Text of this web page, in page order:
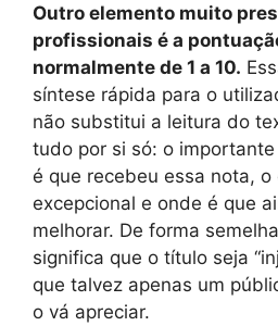
Outro elemento muito
profissionais é a
normalmente de 1 a 10.
síntese rápida para o
não substitui a leitura do
tudo por si só: o
é que recebeu essa nota,
excepcional e onde é que
melhorar. De forma
significa que o título seja
que talvez apenas um
o vá apreciar.